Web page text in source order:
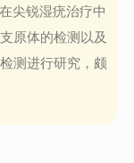
尖锐湿疣治疗中
原体的检测以及
测进行研究，颇